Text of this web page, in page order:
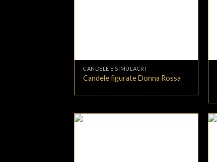
CANDELE E SIMULACRI
Candele figurate Donna Rossa